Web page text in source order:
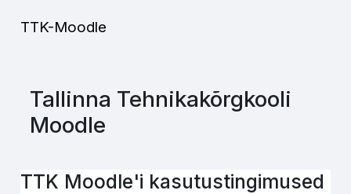
TTK-Moodle
Tallinna Tehnikakõrgkooli
Moodle
TTK Moodle'i kasutustingimused